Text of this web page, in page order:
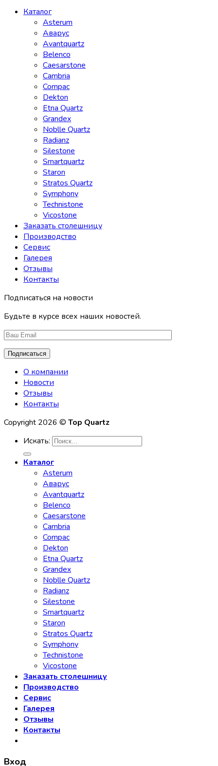
Каталог
Asterum
Аварус
Avantquartz
Belenco
Caesarstone
Cambria
Compac
Dekton
Etna Quartz
Grandex
Noblle Quartz
Radianz
Silestone
Smartquartz
Staron
Stratos Quartz
Symphony
Technistone
Vicostone
Заказать столешницу
Производство
Сервис
Галерея
Отзывы
Контакты
Подписаться на новости
Будьте в курсе всех наших новостей.
О компании
Новости
Отзывы
Контакты
Copyright 2026 © Top Quartz
Искать:
Каталог
Asterum
Аварус
Avantquartz
Belenco
Caesarstone
Cambria
Compac
Dekton
Etna Quartz
Grandex
Noblle Quartz
Radianz
Silestone
Smartquartz
Staron
Stratos Quartz
Symphony
Technistone
Vicostone
Заказать столешницу
Производство
Сервис
Галерея
Отзывы
Контакты
Вход